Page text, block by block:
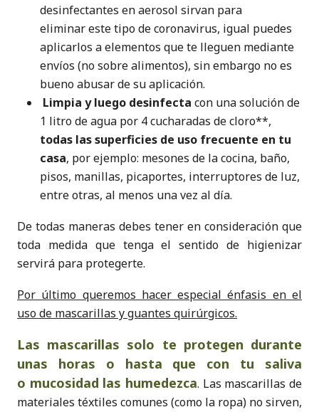
desinfectantes en aerosol sirvan para
eliminar este tipo de coronavirus, igual puedes
aplicarlos a elementos que te lleguen mediante
envíos (no sobre alimentos), sin embargo no es
bueno abusar de su aplicación.
Limpia y luego desinfecta con una solución de
1 litro de agua por 4 cucharadas de cloro**,
todas las superficies de uso frecuente en tu
casa, por ejemplo: mesones de la cocina, baño,
pisos, manillas, picaportes, interruptores de luz,
entre otras, al menos una vez al día.
De todas maneras debes tener en consideración que
toda medida que tenga el sentido de higienizar
servirá para protegerte.
Por último queremos hacer especial énfasis en el
uso de mascarillas y guantes quirúrgicos.
Las mascarillas solo te protegen durante
unas horas o hasta que con tu saliva
o mucosidad las humedezca. Las mascarillas de
materiales téxtiles comunes (como la ropa) no sirven,